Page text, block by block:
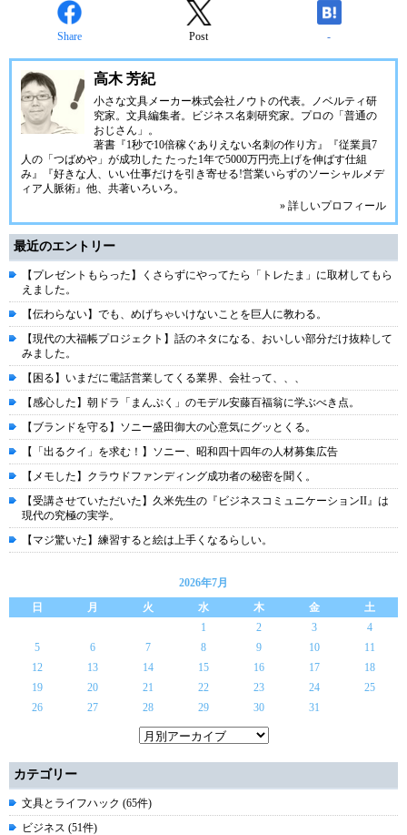
Share Post -
高木 芳紀
小さな文具メーカー株式会社ノウトの代表。ノベルティ研
究家。文具編集者。ビジネス名刺研究家。プロの「普通の
おじさん」。
著書『1秒で10倍稼ぐありえない名刺の作り方』『従業員7
人の「つばめや」が成功した たった1年で5000万円売上げを伸ばす仕組
み』『好きな人、いい仕事だけを引き寄せる!営業いらずのソーシャルメデ
ィア人脈術』他、共著いろいろ。
» 詳しいプロフィール
最近のエントリー
【プレゼントもらった】くさらずにやってたら「トレたま」に取材してもら
えました。
【伝わらない】でも、めげちゃいけないことを巨人に教わる。
【現代の大福帳プロジェクト】話のネタになる、おいしい部分だけ抜粋して
みました。
【困る】いまだに電話営業してくる業界、会社って、、、
【感心した】朝ドラ「まんぷく」のモデル安藤百福翁に学ぶべき点。
【ブランドを守る】ソニー盛田御大の心意気にグッとくる。
【「出るクイ」を求む！】ソニー、昭和四十四年の人材募集広告
【メモした】クラウドファンディング成功者の秘密を聞く。
【受講させていただいた】久米先生の『ビジネスコミュニケーションII』は
現代の究極の実学。
【マジ驚いた】練習すると絵は上手くなるらしい。
2026年7月
日
月 火 水 木 金
土
1
2 3
4
5
6 7 8 9 10
11
12
13 14 15 16 17
18
19
20 21 22 23 24
25
26
27 28 29 30 31
カテゴリー
文具とライフハック (65件)
ビジネス (51件)